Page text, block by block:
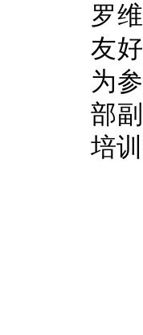
罗
友
为
部
培